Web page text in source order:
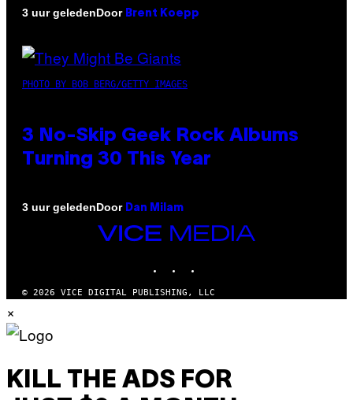
3 uur geledenDoor Brent Koepp
PHOTO BY BOB BERG/GETTY IMAGES
3 No-Skip Geek Rock Albums
Turning 30 This Year
3 uur geledenDoor Dan Milam
VICE
MEDIA
© 2026 VICE DIGITAL PUBLISHING, LLC
×
KILL THE ADS FOR